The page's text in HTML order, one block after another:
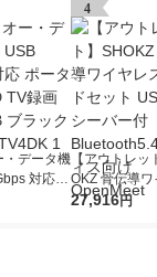
・データ機
対応
TV録
4
【アウトレッ
OKZ 骨伝導
スヘッドセッ
27,916円